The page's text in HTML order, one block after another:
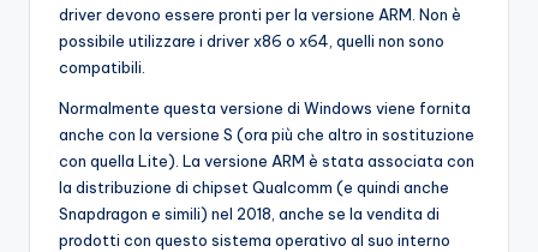
driver devono essere pronti per la versione ARM. Non è
possibile utilizzare i driver x86 o x64, quelli non sono
compatibili.
Normalmente questa versione di Windows viene fornita
anche con la versione S (ora più che altro in sostituzione
con quella Lite). La versione ARM è stata associata con
la distribuzione di chipset Qualcomm (e quindi anche
Snapdragon e simili) nel 2018, anche se la vendita di
prodotti con questo sistema operativo al suo interno